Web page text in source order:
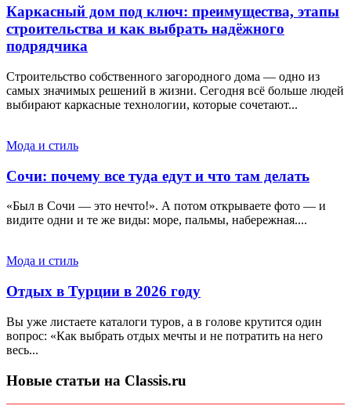
Каркасный дом под ключ: преимущества, этапы
строительства и как выбрать надёжного
подрядчика
Строительство собственного загородного дома — одно из
самых значимых решений в жизни. Сегодня всё больше людей
выбирают каркасные технологии, которые сочетают...
Мода и стиль
Сочи: почему все туда едут и что там делать
«Был в Сочи — это нечто!». А потом открываете фото — и
видите одни и те же виды: море, пальмы, набережная....
Мода и стиль
Отдых в Турции в 2026 году
Вы уже листаете каталоги туров, а в голове крутится один
вопрос: «Как выбрать отдых мечты и не потратить на него
весь...
Новые статьи на Classis.ru